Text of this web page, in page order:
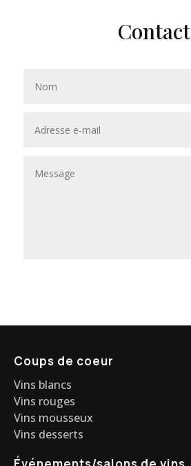
Contact
Coups de coeur
Vins blancs
Vins rouges
Vins mousseux
Vins desserts